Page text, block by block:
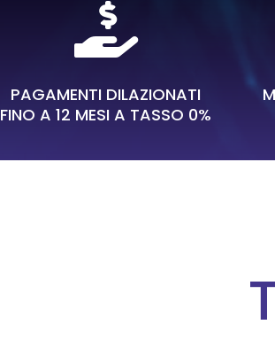

PAGAMENTI DILAZIONATI
FINO A 12 MESI A TASSO 0%